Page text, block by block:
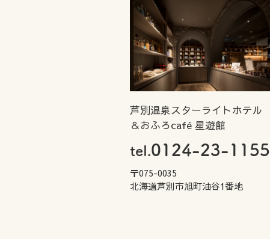
芦別温泉スターライトホテル
＆おふろcafé 星遊館
tel.0124-23-1155
〒075-0035
北海道芦別市旭町油谷1番地